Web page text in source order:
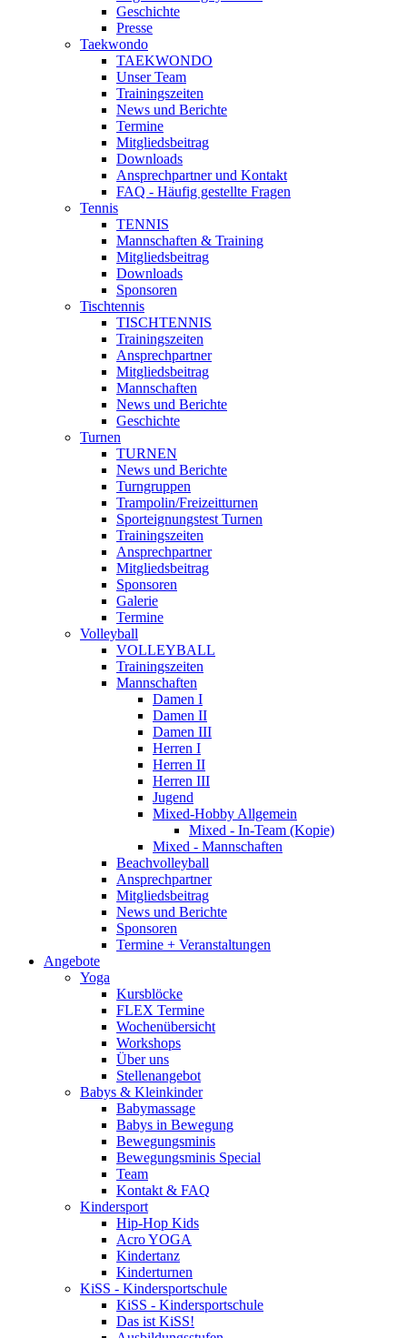
Geschichte
Presse
Taekwondo
TAEKWONDO
Unser Team
Trainingszeiten
News und Berichte
Termine
Mitgliedsbeitrag
Downloads
Ansprechpartner und Kontakt
FAQ - Häufig gestellte Fragen
Tennis
TENNIS
Mannschaften & Training
Mitgliedsbeitrag
Downloads
Sponsoren
Tischtennis
TISCHTENNIS
Trainingszeiten
Ansprechpartner
Mitgliedsbeitrag
Mannschaften
News und Berichte
Geschichte
Turnen
TURNEN
News und Berichte
Turngruppen
Trampolin/Freizeitturnen
Sporteignungstest Turnen
Trainingszeiten
Ansprechpartner
Mitgliedsbeitrag
Sponsoren
Galerie
Termine
Volleyball
VOLLEYBALL
Trainingszeiten
Mannschaften
Damen I
Damen II
Damen III
Herren I
Herren II
Herren III
Jugend
Mixed-Hobby Allgemein
Mixed - In-Team (Kopie)
Mixed - Mannschaften
Beachvolleyball
Ansprechpartner
Mitgliedsbeitrag
News und Berichte
Sponsoren
Termine + Veranstaltungen
Angebote
Yoga
Kursblöcke
FLEX Termine
Wochenübersicht
Workshops
Über uns
Stellenangebot
Babys & Kleinkinder
Babymassage
Babys in Bewegung
Bewegungsminis
Bewegungsminis Special
Team
Kontakt & FAQ
Kindersport
Hip-Hop Kids
Acro YOGA
Kindertanz
Kinderturnen
KiSS - Kindersportschule
KiSS - Kindersportschule
Das ist KiSS!